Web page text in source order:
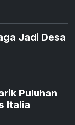
Jadi Desa
Puluhan
Italia